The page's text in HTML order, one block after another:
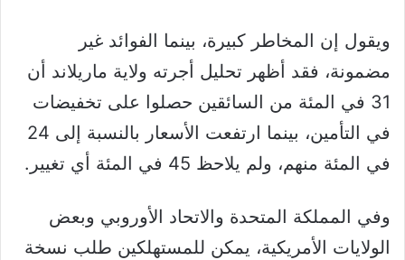
ويقول إن المخاطر كبيرة، بينما الفوائد غير
مضمونة، فقد أظهر تحليل أجرته ولاية ماريلاند أن
31 في المئة من السائقين حصلوا على تخفيضات
في التأمين، بينما ارتفعت الأسعار بالنسبة إلى 24
في المئة منهم، ولم يلاحظ 45 في المئة أي تغيير.
وفي المملكة المتحدة والاتحاد الأوروبي وبعض
الولايات الأمريكية، يمكن للمستهلكين طلب نسخة